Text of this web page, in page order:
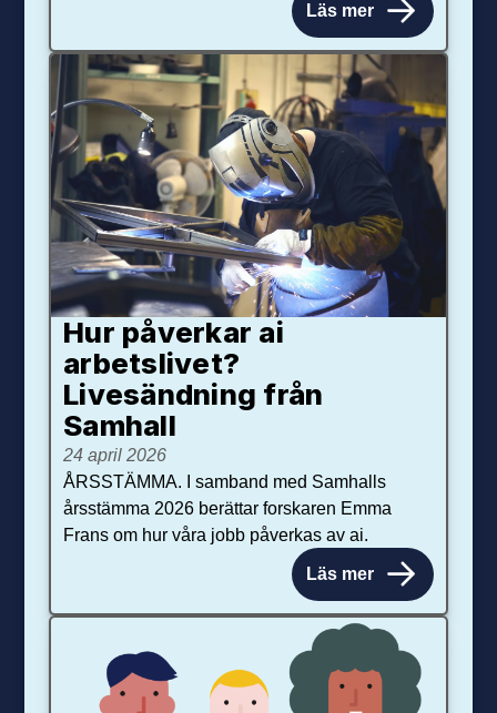
Läs mer
Hur påverkar ai
arbetslivet?
Livesändning från
Samhall
24 april 2026
ÅRSSTÄMMA. I samband med Samhalls
årsstämma 2026 berättar forskaren Emma
Frans om hur våra jobb påverkas av ai.
Läs mer